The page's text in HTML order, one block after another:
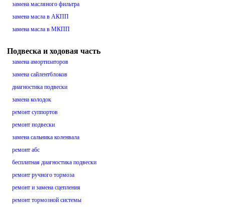
замена масляного фильтра
замена масла в АКПП
замена масла в МКПП
Подвеска и ходовая часть
замена амортизаторов
замена сайлентблоков
диагностика подвески
замена колодок
ремонт суппортов
ремонт подвески
замена сальника коленвала
ремонт абс
бесплатная диагностика подвески
ремонт ручного тормоза
ремонт и замена сцепления
ремонт тормозной системы